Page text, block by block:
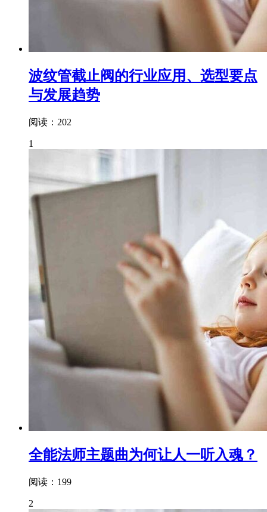
波纹管截止阀的行业应用、选型要点
与发展趋势
阅读：202
1
全能法师主题曲为何让人一听入魂？
阅读：199
2